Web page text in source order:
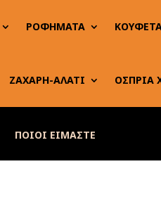
ΡΟΦΗΜΑΤΑ
ΖΑΧΑΡΗ-ΑΛΑΤΙ ΟΣΠΡΙΑ
ΠΟΙΟΙ ΕΙΜΑΣΤΕ